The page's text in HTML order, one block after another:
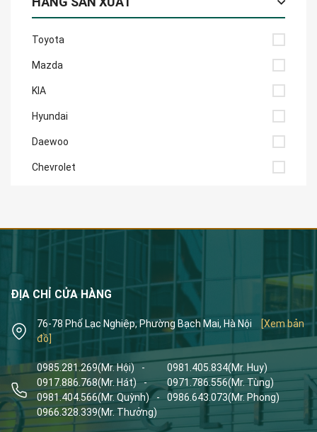
Toyota
Mazda
KIA
Hyundai
Daewoo
Chevrolet
ĐỊA CHỈ CỬA HÀNG
76-78 Phố Lạc Nghiệp, Phường Bạch Mai, Hà Nội
[Xem bản
đồ]
0985.281.269(Mr. Hội) - 0981.405.834(Mr. Huy)
0917.886.768(Mr. Hát) - 0971.786.556(Mr. Tùng)
0981.404.566(Mr. Quỳnh) - 0986.643.073(Mr. Phong)
0966.328.339(Mr. Thưởng)